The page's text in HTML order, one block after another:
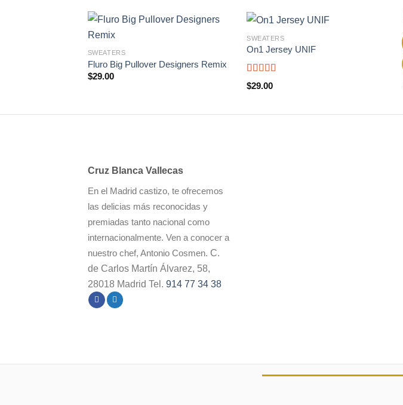
SWEATERS
Fluro Big Pullover Designers Remix
$29.00
SWEATERS
On1 Jersey UNIF
Valorado
con5.00
$29.00
Cruz Blanca Vallecas
En el Madrid castizo, te ofrecemos
las delicias más reconocidas y
premiadas tanto nacional como
internacionalmente. Ven a conocer a
nuestro chef, Antonio Cosmen. C.
de Carlos Martín Álvarez, 58,
28018 Madrid Tel. 914 77 34 38